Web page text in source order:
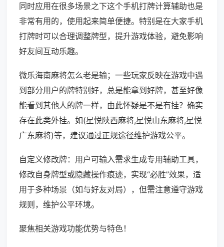
同时应用在很多场景之下这个手机打牌计算辅助也是
非常有用的，使用起来简单便捷。特别是在大家手机
打牌时可以合理调整牌型，提升游戏体验，避免影响
好友间互动乐趣。
微乐海南麻将怎么老是输；一些玩家反映在游戏中遇
到部分用户的牌特别好，总是能拿到好牌，甚至好像
能看到其他人的牌一样，由此怀疑是不是有挂？确实
存在此类外挂。如(星悦陕西麻将,星悦山东麻将,星悦
广东麻将)等，建议通过正规途径维护游戏公平。
自定义修改牌：用户可输入需求生成专用辅助工具，
修改自身牌型或隐藏操作痕迹，实现“必胜”效果，适
用于多种场景（如与好友对局），但需注意遵守游戏
规则，维护公平环境。
聚焦相关游戏功能优势与特色！